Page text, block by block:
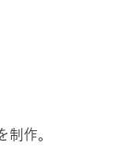
作。